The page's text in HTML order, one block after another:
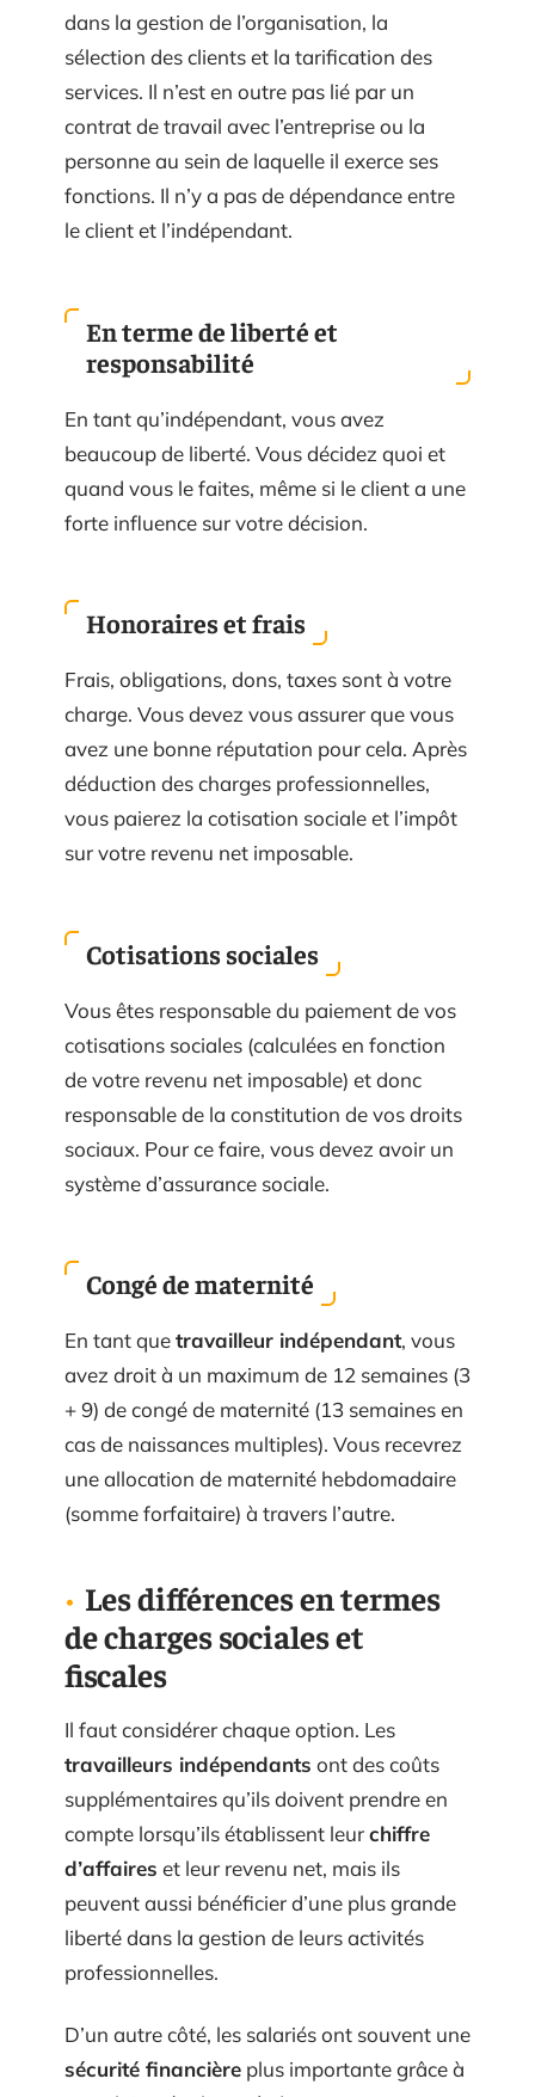
dans la gestion de l’organisation, la
sélection des clients et la tarification des
services. Il n’est en outre pas lié par un
contrat de travail avec l’entreprise ou la
personne au sein de laquelle il exerce ses
fonctions. Il n’y a pas de dépendance entre
le client et l’indépendant.
En terme de liberté et
responsabilité
En tant qu’indépendant, vous avez
beaucoup de liberté. Vous décidez quoi et
quand vous le faites, même si le client a une
forte influence sur votre décision.
Honoraires et frais
Frais, obligations, dons, taxes sont à votre
charge. Vous devez vous assurer que vous
avez une bonne réputation pour cela. Après
déduction des charges professionnelles,
vous paierez la cotisation sociale et l’impôt
sur votre revenu net imposable.
Cotisations sociales
Vous êtes responsable du paiement de vos
cotisations sociales (calculées en fonction
de votre revenu net imposable) et donc
responsable de la constitution de vos droits
sociaux. Pour ce faire, vous devez avoir un
système d’assurance sociale.
Congé de maternité
En tant quetravailleur indépendant, vous
avez droit à un maximum de 12 semaines (3
+ 9) de congé de maternité (13 semaines en
cas de naissances multiples). Vous recevrez
une allocation de maternité hebdomadaire
(somme forfaitaire) à travers l’autre.
Les différences en termes
de charges sociales et
fiscales
Il faut considérer chaque option. Les
travailleurs indépendants ont des coûts
supplémentaires qu’ils doivent prendre en
compte lorsqu’ils établissent leurchiffre
d’affaires et leur revenu net, mais ils
peuvent aussi bénéficier d’une plus grande
liberté dans la gestion de leurs activités
professionnelles.
D’un autre côté, les salariés ont souvent une
sécurité financière plus importante grâce à